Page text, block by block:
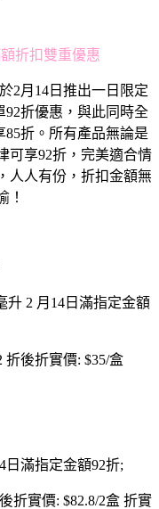
折扣雙重優惠
2月14日推出一日限定
92折優惠，與此同時全
85折。所有產品無論是
可享92折，完美適合情
人人有份，折扣金額無
！
升 2 月14日滿指定金額
折後折實價: $35/盒
日滿指定金額92折;
折實價: $82.8/2盒 折實